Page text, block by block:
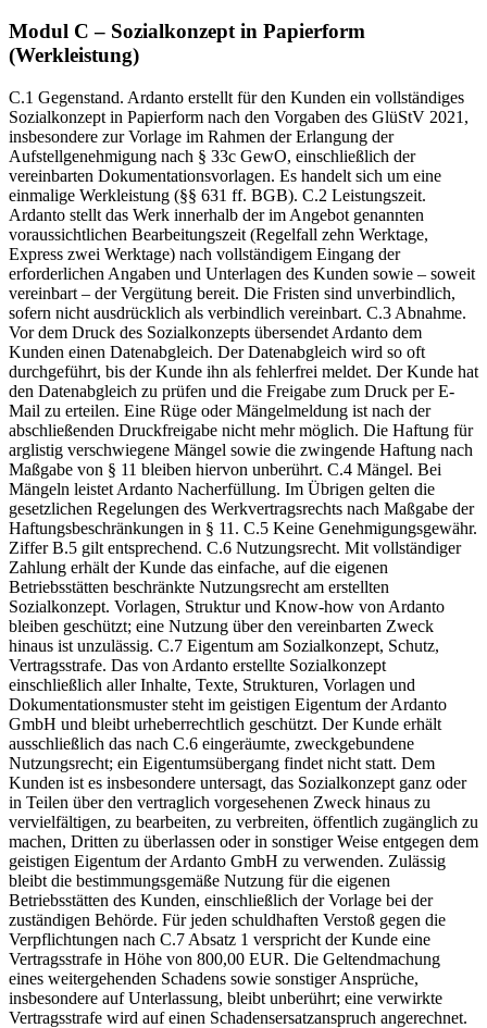
Modul C – Sozialkonzept in Papierform
(Werkleistung)
C.1 Gegenstand. Ardanto erstellt für den Kunden ein vollständiges
Sozialkonzept in Papierform nach den Vorgaben des GlüStV 2021,
insbesondere zur Vorlage im Rahmen der Erlangung der
Aufstellgenehmigung nach § 33c GewO, einschließlich der
vereinbarten Dokumentationsvorlagen. Es handelt sich um eine
einmalige Werkleistung (§§ 631 ff. BGB). C.2 Leistungszeit.
Ardanto stellt das Werk innerhalb der im Angebot genannten
voraussichtlichen Bearbeitungszeit (Regelfall zehn Werktage,
Express zwei Werktage) nach vollständigem Eingang der
erforderlichen Angaben und Unterlagen des Kunden sowie – soweit
vereinbart – der Vergütung bereit. Die Fristen sind unverbindlich,
sofern nicht ausdrücklich als verbindlich vereinbart. C.3 Abnahme.
Vor dem Druck des Sozialkonzepts übersendet Ardanto dem
Kunden einen Datenabgleich. Der Datenabgleich wird so oft
durchgeführt, bis der Kunde ihn als fehlerfrei meldet. Der Kunde hat
den Datenabgleich zu prüfen und die Freigabe zum Druck per E-
Mail zu erteilen. Eine Rüge oder Mängelmeldung ist nach der
abschließenden Druckfreigabe nicht mehr möglich. Die Haftung für
arglistig verschwiegene Mängel sowie die zwingende Haftung nach
Maßgabe von § 11 bleiben hiervon unberührt. C.4 Mängel. Bei
Mängeln leistet Ardanto Nacherfüllung. Im Übrigen gelten die
gesetzlichen Regelungen des Werkvertragsrechts nach Maßgabe der
Haftungsbeschränkungen in § 11. C.5 Keine Genehmigungsgewähr.
Ziffer B.5 gilt entsprechend. C.6 Nutzungsrecht. Mit vollständiger
Zahlung erhält der Kunde das einfache, auf die eigenen
Betriebsstätten beschränkte Nutzungsrecht am erstellten
Sozialkonzept. Vorlagen, Struktur und Know-how von Ardanto
bleiben geschützt; eine Nutzung über den vereinbarten Zweck
hinaus ist unzulässig. C.7 Eigentum am Sozialkonzept, Schutz,
Vertragsstrafe. Das von Ardanto erstellte Sozialkonzept
einschließlich aller Inhalte, Texte, Strukturen, Vorlagen und
Dokumentationsmuster steht im geistigen Eigentum der Ardanto
GmbH und bleibt urheberrechtlich geschützt. Der Kunde erhält
ausschließlich das nach C.6 eingeräumte, zweckgebundene
Nutzungsrecht; ein Eigentumsübergang findet nicht statt. Dem
Kunden ist es insbesondere untersagt, das Sozialkonzept ganz oder
in Teilen über den vertraglich vorgesehenen Zweck hinaus zu
vervielfältigen, zu bearbeiten, zu verbreiten, öffentlich zugänglich zu
machen, Dritten zu überlassen oder in sonstiger Weise entgegen dem
geistigen Eigentum der Ardanto GmbH zu verwenden. Zulässig
bleibt die bestimmungsgemäße Nutzung für die eigenen
Betriebsstätten des Kunden, einschließlich der Vorlage bei der
zuständigen Behörde. Für jeden schuldhaften Verstoß gegen die
Verpflichtungen nach C.7 Absatz 1 verspricht der Kunde eine
Vertragsstrafe in Höhe von 800,00 EUR. Die Geltendmachung
eines weitergehenden Schadens sowie sonstiger Ansprüche,
insbesondere auf Unterlassung, bleibt unberührt; eine verwirkte
Vertragsstrafe wird auf einen Schadensersatzanspruch angerechnet.